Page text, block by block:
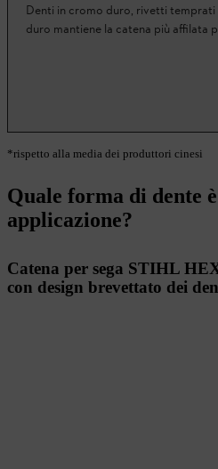
Denti in cromo duro, rivetti
duro mantiene la catena più affilata
*rispetto alla media dei produttori cinesi
Quale forma di dente
applicazione?
Catena per sega STIHL
con design brevettato dei